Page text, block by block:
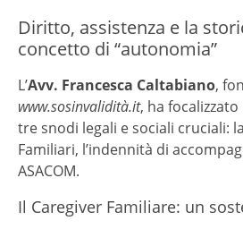
Diritto, assistenza e la
concetto di “autonomia”
L’Avv. Francesca Caltabiano,
www.sosinvalidità.it, ha
tre snodi legali e sociali cruciali:
Familiari, l’indennità di
ASACOM.
Il Caregiver Familiare: un